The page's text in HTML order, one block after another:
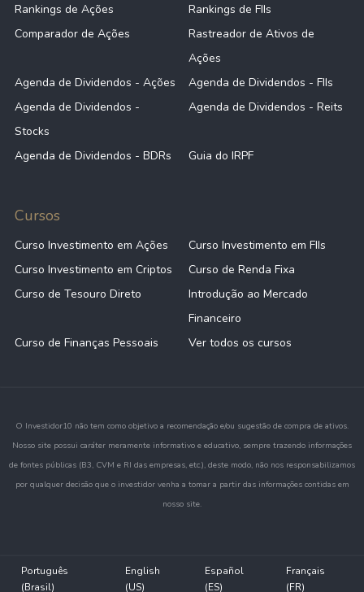
Rankings de Ações
Rankings de FIIs
Comparador de Ações
Rastreador de Ativos de
Ações
Agenda de Dividendos - Ações
Agenda de Dividendos - FIIs
Agenda de Dividendos -
Stocks
Agenda de Dividendos - Reits
Agenda de Dividendos - BDRs Guia do IRPF
Cursos
Curso Investimento em Ações
Curso Investimento em FIIs
Curso Investimento em Criptos
Curso de Renda Fixa
Curso de Tesouro Direto
Introdução ao Mercado
Financeiro
Curso de Finanças Pessoais
Ver todos os cursos
O Investidor10 não tem como objetivo a recomendação e/ou sugestão de compra de ativos.
Nosso site possui caráter meramente informativo e educativo, sempre trazendo informações
de fontes públicas (B3, CVM e RI das empresas, etc.), deste modo, não nos responsabilizamos
por qualquer decisão que o investidor venha a tomar a partir das informações contidas em
nosso site.
Português
(Brasil)
English
(US)
Español
(ES)
Français
(FR)